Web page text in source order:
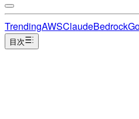
TrendingAWSClaudeBedrock
目次